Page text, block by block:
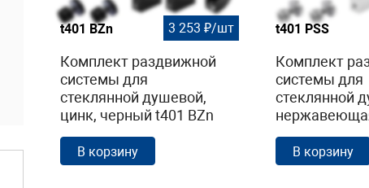
t401 BZn 3 253 ₽/шт
Комплект раздвижной
системы для
стеклянной душевой,
цинк, черный t401 BZn
В корзину
t401 PSS
Комплект
системы для
стеклянной
AISI 304,
t401 PSS
В корзину